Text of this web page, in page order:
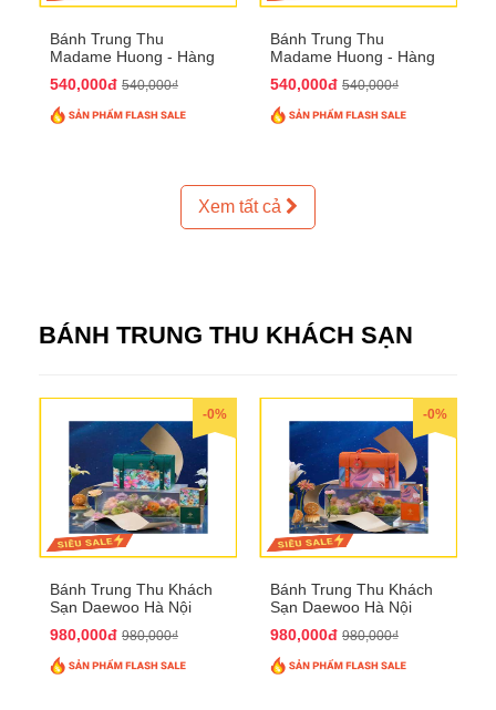
Bánh Trung Thu
Madame Huong - Hàng
540,000đ 540,000₫
Bánh Trung Thu
Madame Huong - Hàng
540,000đ 540,000₫
Xem tất cả
BÁNH TRUNG THU KHÁCH SẠN
-0%
Bánh Trung Thu Khách
Sạn Daewoo Hà Nội
QTTT30
980,000đ 980,000₫
-0%
Bánh Trung Thu Khách
Sạn Daewoo Hà Nội
QTTT31
980,000đ 980,000₫